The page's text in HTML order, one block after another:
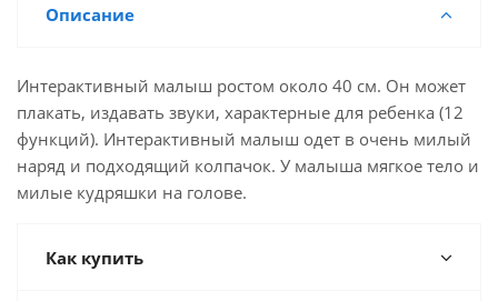
Описание
Интерактивный малыш ростом около 40 см. Он может
плакать, издавать звуки, характерные для ребенка (12
функций). Интерактивный малыш одет в очень милый
наряд и подходящий колпачок. У малыша мягкое тело и
милые кудряшки на голове.
Как купить